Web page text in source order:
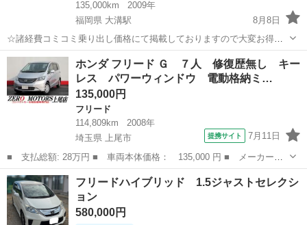
135,000km
2009年
福岡県 大溝駅
8月8日
☆諸経費コミコミ乗り出し価格にて掲載しておりますので大変お得で
す！ ☆令和8年度自動車税も込みの金額です！ ☆他にもお得な在庫車
両多数御座いますので宜しければ1度プロフィール欄よりご覧下さい！
☆掲載...
福岡 筑後市 大溝駅 フリード 車両
ホンダ フリード Ｇ ７人 修復歴無し キー
レス パワーウィンドウ 電動格納ミ…
135,000円
フリード
114,809km
2008年
埼玉県 上尾市
提携サイト 7月11日
■ 支払総額: 28万円 ■ 車両本体価格： 135,000 円 ■ メーカー
名： ホンダ ■ 車種名： フリード ■ グレード名： Ｇ ７人
修復歴無し キーレス パワーウィンドウ 電動格納ミラー スライ
ドドア ■ 排気...
埼玉 上尾市 フリード
フリードハイブリッド 1.5ジャストセレクシ
ョン
580,000円